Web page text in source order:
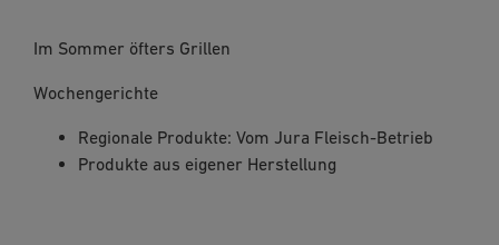
Im Sommer öfters Grillen
Wochengerichte
Regionale Produkte: Vom Jura Fleisch-Betrieb
Produkte aus eigener Herstellung